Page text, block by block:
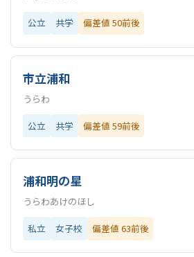
公立 共学 偏差値 50前後
市立浦和
うらわ
公立 共学 偏差値 59前後
浦和明の星
うらわあけのほし
私立 女子校 偏差値 63前後